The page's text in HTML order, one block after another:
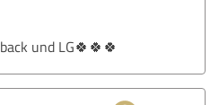
und LG🍀🍀🍀